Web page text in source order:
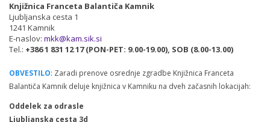
Knjižnica Franceta Balantiča Kamnik
Ljubljanska cesta 1
1241 Kamnik
E-naslov: mkk@kam.sik.si
Tel.: +386 1 831 12 17 (PON-PET: 9.00-19.00), SOB (8.00-13.00)
OBVESTILO: Zaradi prenove osrednje zgradbe Knjižnica Franceta
Balantiča Kamnik deluje knjižnica v Kamniku na dveh začasnih lokacijah:
Oddelek za odrasle
Ljubljanska cesta 3d